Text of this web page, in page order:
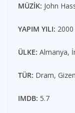
MÜZİK: John
YAPIM YILI: 2000
ÜLKE: Almanya,
TÜR: Dram,
IMDB: 5.7